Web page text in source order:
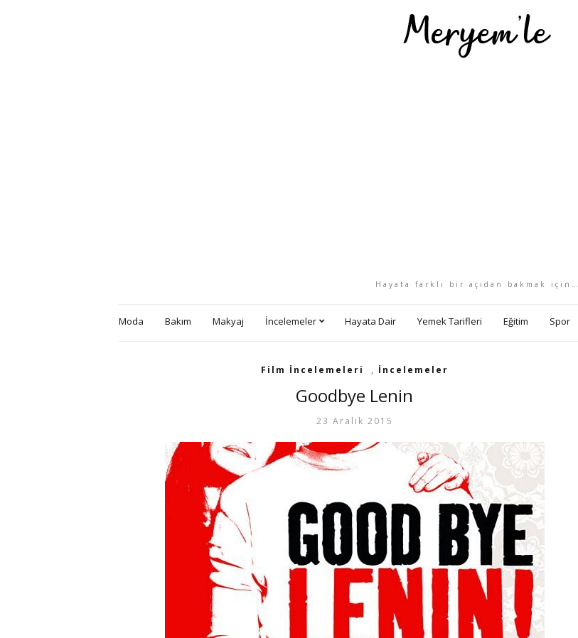
Hayata farklı bir açıdan bakmak için…
Moda Bakım Makyaj İncelemeler Hayata Dair Yemek Tarifleri Eğitim Spor
Film İncelemeleri , İncelemeler
Goodbye Lenin
23 Aralık 2015